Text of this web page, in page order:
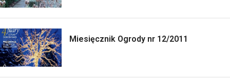
Miesięcznik Ogrody nr 12/2011